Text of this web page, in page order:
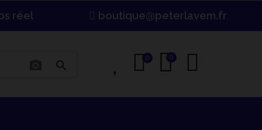
réel boutique@peterlavem.fr
search
0 0